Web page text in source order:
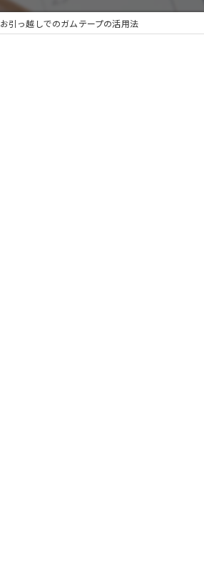
お引っ越しでのガムテープの活用法